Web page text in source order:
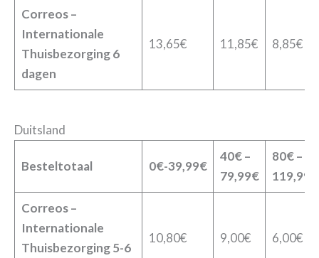
Correos –
Internationale
Thuisbezorging 6
dagen
13,65€ 11,85€ 8,85€
Duitsland
Besteltotaal 0€-39,99€
40€ –
79,99€
80€ –
119,99€
Correos –
Internationale
Thuisbezorging 5-6
10,80€ 9,00€ 6,00€